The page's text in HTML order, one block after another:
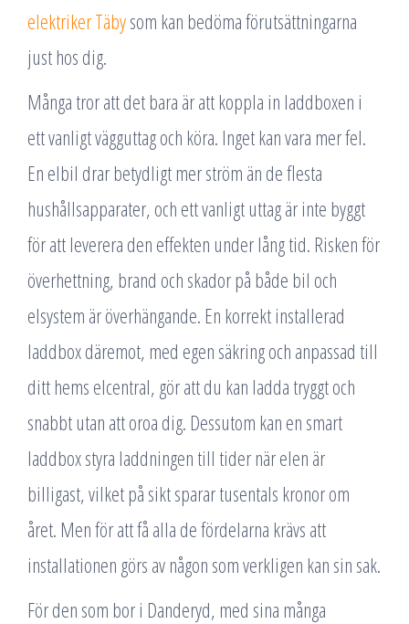
elektriker Täbysom kan bedöma förutsättningarna
just hos dig.
Många tror att det bara är att koppla in laddboxen i
ett vanligt vägguttag och köra. Inget kan vara mer fel.
En elbil drar betydligt mer ström än de flesta
hushållsapparater, och ett vanligt uttag är inte byggt
för att leverera den effekten under lång tid. Risken för
överhettning, brand och skador på både bil och
elsystem är överhängande. En korrekt installerad
laddbox däremot, med egen säkring och anpassad till
ditt hems elcentral, gör att du kan ladda tryggt och
snabbt utan att oroa dig. Dessutom kan en smart
laddbox styra laddningen till tider när elen är
billigast, vilket på sikt sparar tusentals kronor om
året. Men för att få alla de fördelarna krävs att
installationen görs av någon som verkligen kan sin sak.
För den som bor i Danderyd, med sina många